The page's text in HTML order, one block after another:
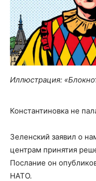
Иллюстрация:
Константиновка не
Зеленский заявил о
центрам принятия
Послание он
НАТО.